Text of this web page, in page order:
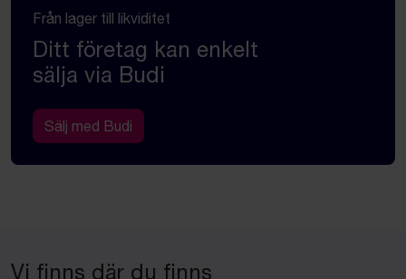
Från lager till likviditet
Ditt företag kan enkelt
sälja via Budi
Sälj med Budi
Vi finns där du finns